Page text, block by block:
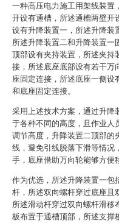
一种高压电力施工用架线装置
开设有通槽，所述通槽两壁开
设有升降装置一，所述升降装
所述升降装置二和升降装置一
顶部设有夹持装置，所述夹持
接，所述底座底部设有若干万
座固定连接，所述底座一侧设
和底座固定连接。
采用上述技术方案，通过升降
于各种不同的高度，且作业人
调节高度，升降装置二顶部的
线，避免引线脱落下滑等情况
手，底座借助万向轮能够方便
作为优选，所述升降装置一包
杆，所述双向螺杆穿过底座且
所述滑动杆穿过双向螺杆滑移
板布置于通槽顶部，所述支撑